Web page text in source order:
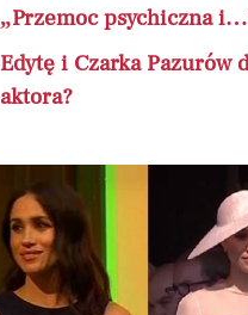
„Przemoc psychiczna
Edytę i Czarka Pazurów
aktora?